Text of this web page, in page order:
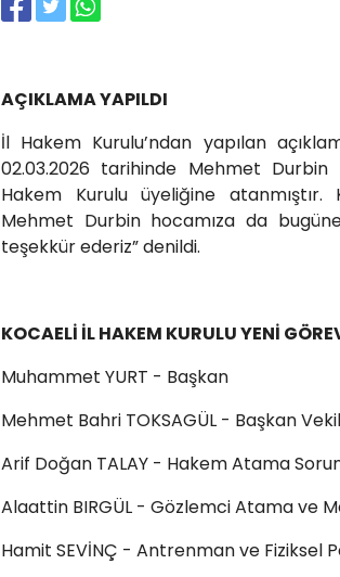
AÇIKLAMA YAPILDI
İl Hakem Kurulu’ndan yapılan
02.03.2026 tarihinde Mehmet Durbin
Hakem Kurulu üyeliğine atanmıştır.
Mehmet Durbin hocamıza da
teşekkür ederiz” denildi.
KOCAELİ İL HAKEM KURULU YENİ
Muhammet YURT - Başkan
Mehmet Bahri TOKSAGÜL - Başkan
Arif Doğan TALAY - Hakem Atama
Alaattin BIRGÜL - Gözlemci Atama ve
Hamit SEVİNÇ - Antrenman ve Fiziksel